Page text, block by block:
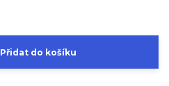
Přidat do košíku